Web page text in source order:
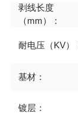
剥线长度
（mm）：
耐电压（KV）
基材：
镀层：